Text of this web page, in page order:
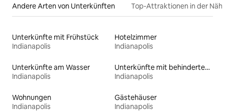
Andere Arten von Unterkünften Top-Attraktionen in der
Unterkünfte mit Frühstück
Indianapolis
Hotelzimmer
Indianapolis
Unterkünfte am Wasser
Indianapolis
Unterkünfte mit behindertengerechtem WC
Indianapolis
Wohnungen
Indianapolis
Gästehäuser
Indianapolis